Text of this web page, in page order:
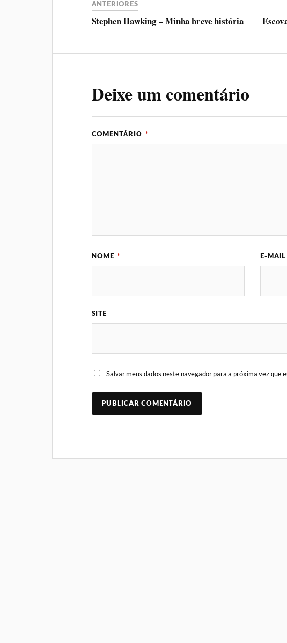
ANTERIORES
Stephen Hawking – Minha breve história
Deixe um comentário
COMENTÁRIO *
NOME * E-MAIL
SITE
Salvar meus dados neste navegador para a próxima vez que